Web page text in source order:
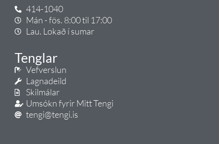
414-1040
Mán - fös. 8:00 til 17:00
Lau. Lokað í sumar
Tenglar
Vefverslun
Lagnadeild
Skilmálar
Umsókn fyrir Mitt Tengi
tengi@tengi.is